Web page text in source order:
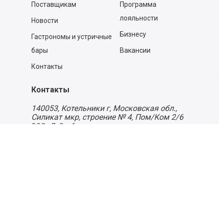
Поставщикам
Новости
Гастрономы и устричные
бары
Контакты
Программа
лояльности
Бизнесу
Вакансии
Контакты
140053, Котельники г, Московская обл.,
Силикат мкр, строение № 4, Пом/Ком 2/6
ООО «Д-Снаб»